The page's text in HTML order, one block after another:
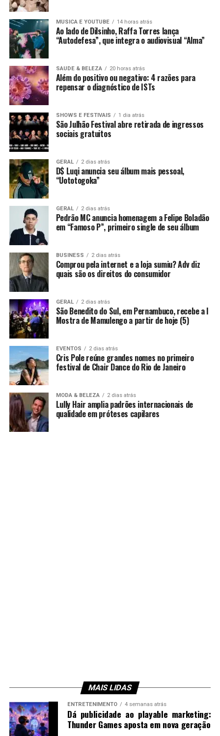
MUSICA E YOUTUBE 14 horas atrás
Ao lado de Dilsinho, Raffa Torres lança
“Autodefesa”, que integra o audiovisual “Alma”
SAUDE & BELEZA 20 horas atrás
Além do positivo ou negativo: 4 razões para
repensar o diagnóstico de ISTs
SHOWS E FESTIVAIS 1 dia atrás
São Julhão Festival abre retirada de ingressos
sociais gratuitos
GERAL 2 dias atrás
D$ Luqi anuncia seu álbum mais pessoal,
“Uototogoka”
GERAL 2 dias atrás
Pedrão MC anuncia homenagem a Felipe Boladão
em “Famoso P”, primeiro single de seu álbum
BUSINESS 2 dias atrás
Comprou pela internet e a loja sumiu? Adv diz
quais são os direitos do consumidor
GERAL 2 dias atrás
São Benedito do Sul, em Pernambuco, recebe a I
Mostra de Mamulengo a partir de hoje (5)
EVENTOS 2 dias atrás
Cris Pole reúne grandes nomes no primeiro
festival de Chair Dance do Rio de Janeiro
MODA & BELEZA 2 dias atrás
Lully Hair amplia padrões internacionais de
qualidade em próteses capilares
MAIS LIDAS
ENTRETENIMENTO 4 semanas atrás
Dá publicidade ao playable marketing:
Thunder Games aposta em nova geração